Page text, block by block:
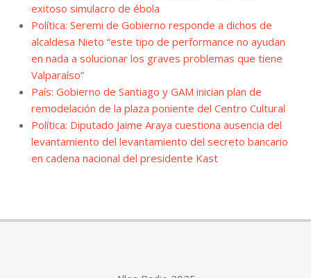
exitoso simulacro de ébola
Política: Seremi de Gobierno responde a dichos de
alcaldesa Nieto “este tipo de performance no ayudan
en nada a solucionar los graves problemas que tiene
Valparaíso”
País: Gobierno de Santiago y GAM inician plan de
remodelación de la plaza poniente del Centro Cultural
Política: Diputado Jaime Araya cuestiona ausencia del
levantamiento del levantamiento del secreto bancario
en cadena nacional del presidente Kast